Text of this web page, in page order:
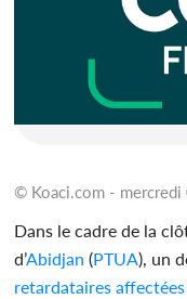
© Koaci.com -
Dans le cadre de la
d’Abidjan (PTUA), un
retardataires affectées